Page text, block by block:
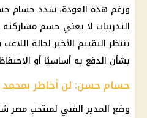
ورغم هذه العودة، شدد حسام
التدريبات لا يعني حسم مشاركته
ينتظر التقييم الأخير لحالة
بشأن الدفع به أساسيًا أو
حسام حسن: لن أخاطر بمحمد
وضع المدير الفني لمنتخب مصر